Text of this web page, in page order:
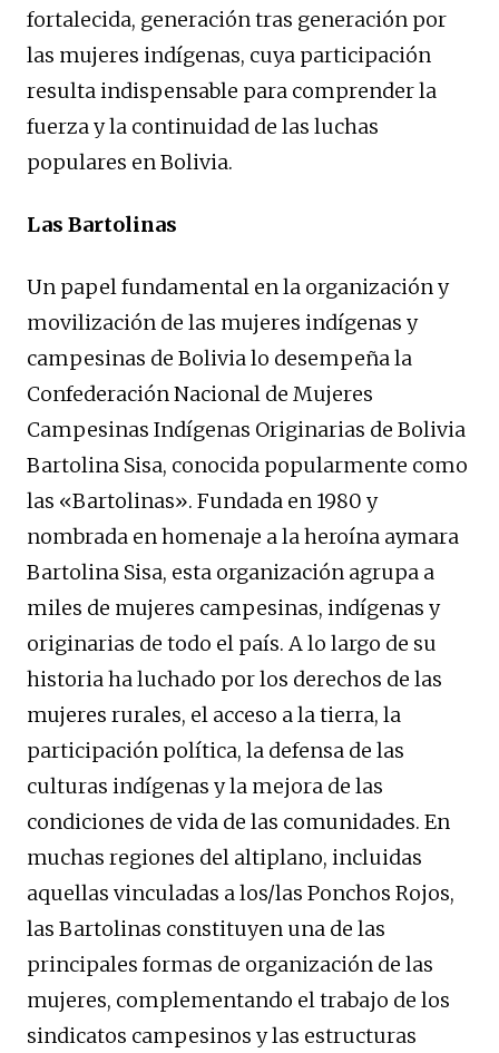
fortalecida, generación tras generación por
las mujeres indígenas, cuya participación
resulta indispensable para comprender la
fuerza y la continuidad de las luchas
populares en Bolivia.
Las Bartolinas
Un papel fundamental en la organización y
movilización de las mujeres indígenas y
campesinas de Bolivia lo desempeña la
Confederación Nacional de Mujeres
Campesinas Indígenas Originarias de Bolivia
Bartolina Sisa, conocida popularmente como
las «Bartolinas». Fundada en 1980 y
nombrada en homenaje a la heroína aymara
Bartolina Sisa, esta organización agrupa a
miles de mujeres campesinas, indígenas y
originarias de todo el país. A lo largo de su
historia ha luchado por los derechos de las
mujeres rurales, el acceso a la tierra, la
participación política, la defensa de las
culturas indígenas y la mejora de las
condiciones de vida de las comunidades. En
muchas regiones del altiplano, incluidas
aquellas vinculadas a los/las Ponchos Rojos,
las Bartolinas constituyen una de las
principales formas de organización de las
mujeres, complementando el trabajo de los
sindicatos campesinos y las estructuras